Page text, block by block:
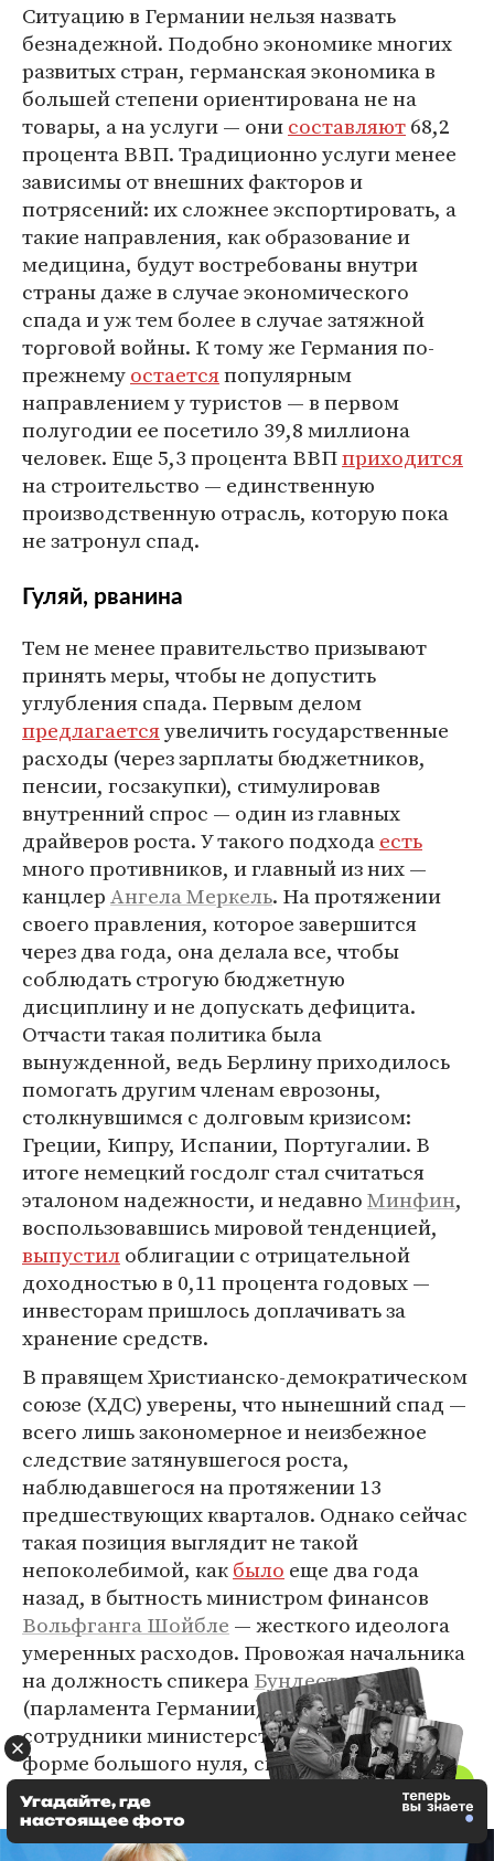
Ситуацию в Германии нельзя назвать
безнадежной. Подобно экономике многих
развитых стран, германская экономика в
большей степени ориентирована не на
товары, а на услуги — онисоставляют68,2
процента ВВП. Традиционно услуги менее
зависимы от внешних факторов и
потрясений: их сложнее экспортировать, а
такие направления, как образование и
медицина, будут востребованы внутри
страны даже в случае экономического
спада и уж тем более в случае затяжной
торговой войны. К тому же Германия по-
прежнемуостаетсяпопулярным
направлением у туристов — в первом
полугодии ее посетило 39,8 миллиона
человек. Еще 5,3 процента ВВПприходится
на строительство — единственную
производственную отрасль, которую пока
не затронул спад.
Гуляй, рванина
Тем не менее правительство призывают
принять меры, чтобы не допустить
углубления спада. Первым делом
предлагаетсяувеличить государственные
расходы (через зарплаты бюджетников,
пенсии, госзакупки), стимулировав
внутренний спрос — один из главных
драйверов роста. У такого подходаесть
много противников, и главный из них —
канцлерАнгела Меркель. На протяжении
своего правления, которое завершится
через два года, она делала все, чтобы
соблюдать строгую бюджетную
дисциплину и не допускать дефицита.
Отчасти такая политика была
вынужденной, ведь Берлину приходилось
помогать другим членам еврозоны,
столкнувшимся с долговым кризисом:
Греции, Кипру, Испании, Португалии. В
итоге немецкий госдолг стал считаться
эталоном надежности, и недавноМинфин,
воспользовавшись мировой тенденцией,
выпустилоблигации с отрицательной
доходностью в 0,11 процента годовых —
инвесторам пришлось доплачивать за
хранение средств.
В правящем Христианско-демократическом
союзе (ХДС) уверены, что нынешний спад —
всего лишь закономерное и неизбежное
следствие затянувшегося роста,
наблюдавшегося на протяжении 13
предшествующих кварталов. Однако сейчас
такая позиция выглядит не такой
непоколебимой, какбыло еще два года
назад, в бытность министром финансов
Вольфганга Шойбле — жесткого идеолога
умеренных расходов. Провожая начальника
на должность спикераБундестага
(парламента Германии) в 2017 году,
сотрудники министерства выстроились в
форме большого нуля, символизирующего
бездефицитный бюджет.
Угадайте, где
настоящее фото